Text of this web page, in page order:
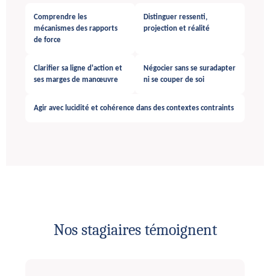
Comprendre les
mécanismes des rapports
de force
Distinguer ressenti,
projection et réalité
Clarifier sa ligne d'action et
ses marges de manœuvre
Négocier sans se suradapter
ni se couper de soi
Agir avec lucidité et cohérence dans des contextes contraints
Nos stagiaires témoignent